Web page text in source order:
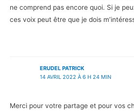
ne comprend pas encore quoi. Si je
ces voix peut être que je dois
ERUDEL PATRICK
14 AVRIL 2022 À 6 H 24 MIN
Merci pour votre partage et pour vos